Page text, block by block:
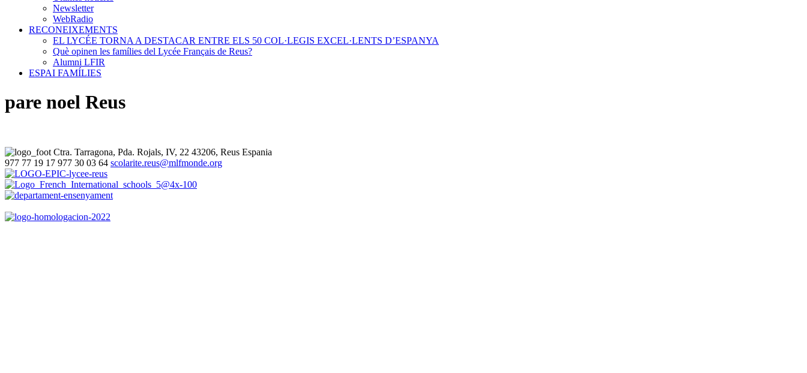
Newsletter
WebRadio
RECONEIXEMENTS
EL LYCÉE TORNA A DESTACAR ENTRE ELS 50 COL·LEGIS EXCEL·LENTS D’ESPANYA
Què opinen les famílies del Lycée Français de Reus?
Alumni LFIR
ESPAI FAMÍLIES
pare noel Reus
Ctra. Tarragona, Pda. Rojals, IV, 22 43206, Reus Espania
977 77 19 17 977 30 03 64 scolarite.reus@mlfmonde.org